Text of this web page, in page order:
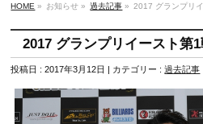
HOME » お知らせ » 過去記事 » 2017 グランプリ
2017 グランプリイースト第
投稿日 : 2017年3月12日 | カテゴリー :過去記事